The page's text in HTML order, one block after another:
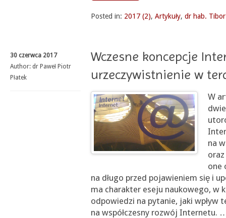
Posted in: 2017 (2), Artykuły, dr hab.
30 czerwca 2017
Author: dr Paweł Piotr
Płatek
Wczesne koncepcje
urzeczywistnienie w
W
na
oraz
one
na długo przed pojawieniem się i
ma charakter eseju naukowego, w
odpowiedzi na pytanie, jaki wpływ
na współczesny rozwój Internetu.